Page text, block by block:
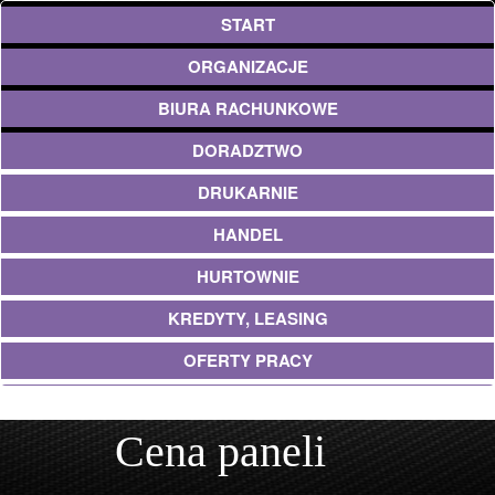
START
ORGANIZACJE
BIURA RACHUNKOWE
DORADZTWO
DRUKARNIE
HANDEL
HURTOWNIE
KREDYTY, LEASING
OFERTY PRACY
BANKI, PRZELEWY, WALUTY, KANTORY
USŁUGI BUDOWLANE
Cena paneli